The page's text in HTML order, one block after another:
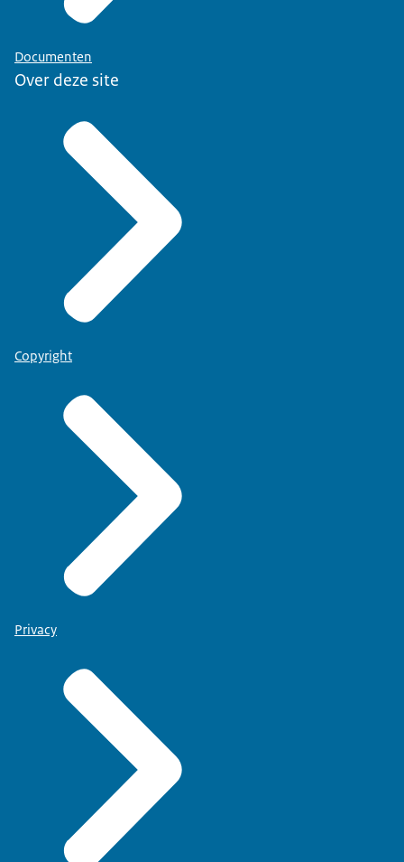
Documenten
Over deze site
Copyright
Privacy